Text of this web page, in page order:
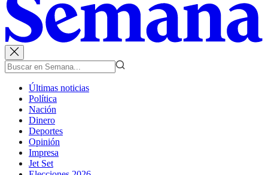
Últimas noticias
Política
Nación
Dinero
Deportes
Opinión
Impresa
Jet Set